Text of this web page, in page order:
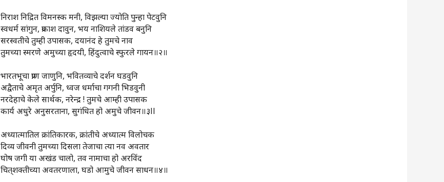
निराश निद्रित विमनस्क मनी, विझल्या ज्योति पुन्हा पेटवुनि
स्वधर्म सांगुन, प्रकाश दावुन, भय नाशियले तांडव बनुनि
सरस्वतीचे तुम्ही उपासक, दयानंद हे तुमचे नाव
तुमच्या स्मरणे अमुच्या हृदयी, हिंदुत्वाचे स्फुरले गायन॥२॥
भारतभूचा प्राण जाणुनि, भवितव्याचे दर्शन घडवुनि
अद्वैताचे अमृत अर्पुनि, ध्वज धर्माचा गगनी भिडवुनी
नरदेहाचे केले सार्थक, नरेन्द्र ! तुमचे आम्ही उपासक
कार्य अधुरे अनुसरताना, सुगंधित हो अमुचे जीवन॥३ll
अध्यात्मातिल क्रांतिकारक, क्रांतीचे अध्यात्म विलोचक
दिव्य जीवनी तुमच्या दिसला तेजाचा त्या नव अवतार
घोष जगी या अखंड चालो, तव नामाचा हो अरविंद
चित्‌‍शक्तीच्या अवतरणाला, घडो आमुचे जीवन साधन॥४॥